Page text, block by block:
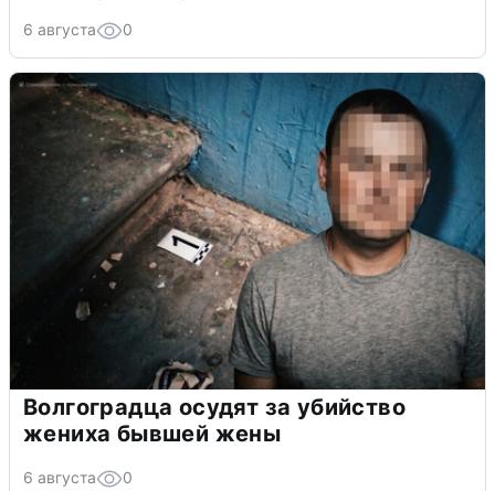
6 августа 0
Волгоградца осудят за убийство
жениха бывшей жены
6 августа 0